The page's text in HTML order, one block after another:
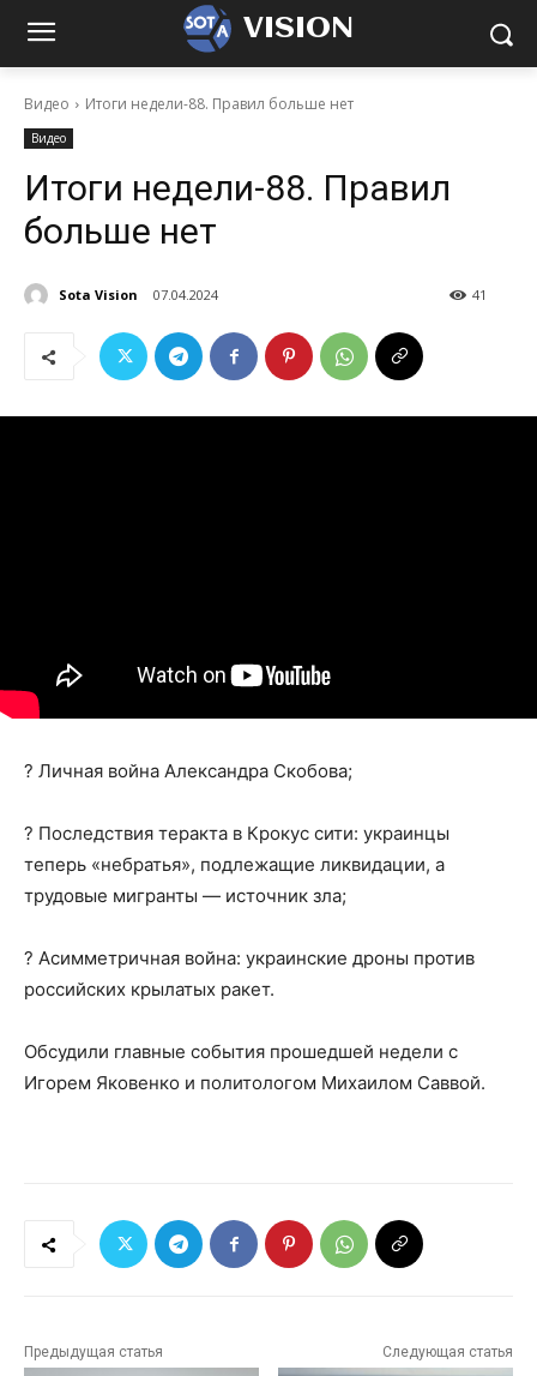
VISION
Видео Итоги недели-88. Правил больше нет
Видео
Итоги недели-88. Правил
больше нет
Sota Vision 07.04.2024 41
? Личная война Александра Скобова;
? Последствия теракта в Крокус сити: украинцы
теперь «небратья», подлежащие ликвидации, а
трудовые мигранты — источник зла;
? Асимметричная война: украинские дроны против
российских крылатых ракет.
Обсудили главные события прошедшей недели с
Игорем Яковенко и политологом Михаилом Саввой.
Предыдущая статья Следующая статья